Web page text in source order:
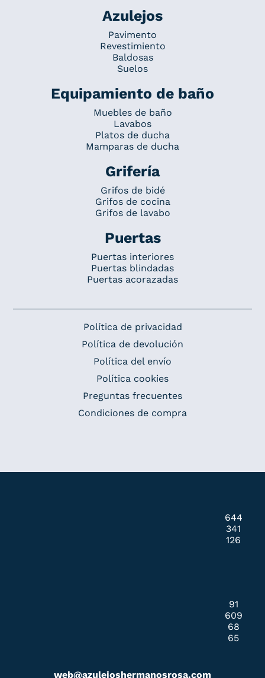
Azulejos
Pavimento
Revestimiento
Baldosas
Suelos
Equipamiento de baño
Muebles de baño
Lavabos
Platos de ducha
Mamparas de ducha
Grifería
Grifos de bidé
Grifos de cocina
Grifos de lavabo
Puertas
Puertas interiores
Puertas blindadas
Puertas acorazadas
Política de privacidad
Política de devolución
Política del envío
Política cookies
Preguntas frecuentes
Condiciones de compra
644
341
126
91
609
68
65
web@azulejoshermanosrosa.com